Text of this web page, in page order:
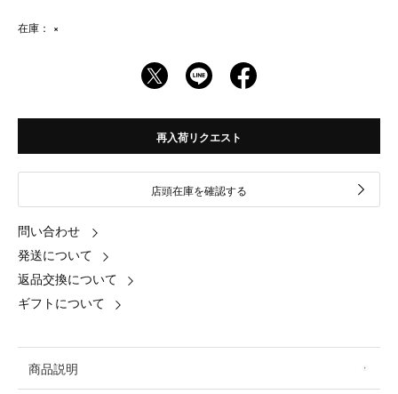
在庫： ×
再入荷リクエスト
店頭在庫を確認する
問い合わせ
発送について
返品交換について
ギフトについて
商品説明